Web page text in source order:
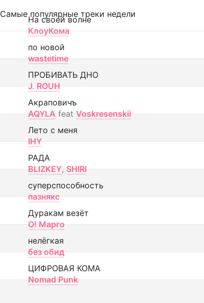
Самые популярные треки недели
На своей волне
КлоуКома
по новой
wastetime
ПРОБИВАТЬ ДНО
J. ROUH
Акраповичъ
AQYLA feat Voskresenskii
Лето с меня
IHY
РАДА
BLIZKEY, SHIRI
суперспособность
пазнякс
Дуракам везёт
О! Марго
нелёгкая
без обид
ЦИФРОВАЯ КОМА
Nomad Punk